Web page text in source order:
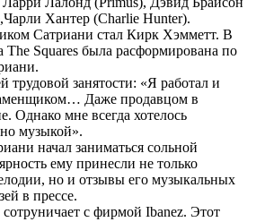
Хантер (Charlie Hunter).
Сатриани стал Кирк Хэмметт. В
The Squares была расформирована по
трудовой занятости: «Я работал и
Даже продавцом в
Однако мне всегда хотелось
музыкой».
начал заниматься сольной
ему принесли не только
но и отзывы его музыкальных
в прессе.
с фирмой Ibanez. Этот